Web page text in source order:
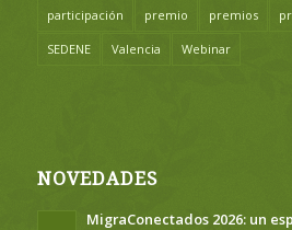
participación premio premios
SEDENE Valencia Webinar
NOVEDADES
MigraConectados 2026: un